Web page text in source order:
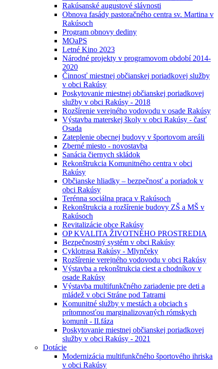
Rakúsanské augustové slávnosti
Obnova fasády pastoračného centra sv. Martina v
Rakúsoch
Program obnovy dediny
MOaPS
Letné Kino 2023
Národné projekty v programovom období 2014-
2020
Činnosť miestnej občianskej poriadkovej služby
v obci Rakúsy
Poskytovanie miestnej občianskej poriadkovej
služby v obci Rakúsy - 2018
Rozšírenie verejného vodovodu v osade Rakúsy
Výstavba materskej školy v obci Rakúsy - časť
Osada
Zateplenie obecnej budovy v športovom areáli
Zberné miesto - novostavba
Sanácia čiernych skládok
Rekonštrukcia Komunitného centra v obci
Rakúsy
Občianske hliadky – bezpečnosť a poriadok v
obci Rakúsy
Terénna sociálna praca v Rakúsoch
Rekonštrukcia a rozšírenie budovy ZŠ a MŠ v
Rakúsoch
Revitalizácie obce Rakúsy
OP KVALITA ŽIVOTNÉHO PROSTREDIA
Bezpečnostný systém v obci Rakúsy
Cyklotrasa Rakúsy - Mlynčeky
Rozšírenie verejného vodovodu v obci Rakúsy
Výstavba a rekonštrukcia ciest a chodníkov v
osade Rakúsy
Výstavba multifunkčného zariadenie pre deti a
mládež v obci Stráne pod Tatrami
Komunitné služby v mestách a obciach s
prítomnosťou marginalizovaných rómskych
komunít - II.fáza
Poskytovanie miestnej občianskej poriadkovej
služby v obci Rakúsy - 2021
Dotácie
Modernizácia multifunkčného športového ihriska
v obci Rakúsy